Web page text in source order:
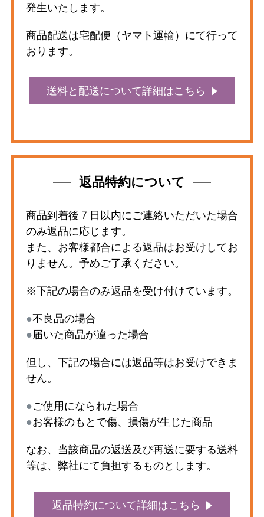
発生いたします。
商品配送は宅配便（ヤマト運輸）にて行って
おります。
送料と配送について詳細はこちら
返品特約について
商品到着後７日以内にご連絡いただいた場合
のみ返品に応じます。
また、お客様都合による返品はお受けしてお
りません。予めご了承ください。
※下記の場合のみ返品を受け付けています。
●不良品の場合
●届いた商品が違った場合
但し、下記の場合には返品等はお受けできま
せん。
●ご使用になられた場合
●お客様のもとで傷、損傷が生じた商品
なお、当該商品の返送及び再送に要する送料
等は、弊社にて負担するものとします。
返品特約について詳細はこちら